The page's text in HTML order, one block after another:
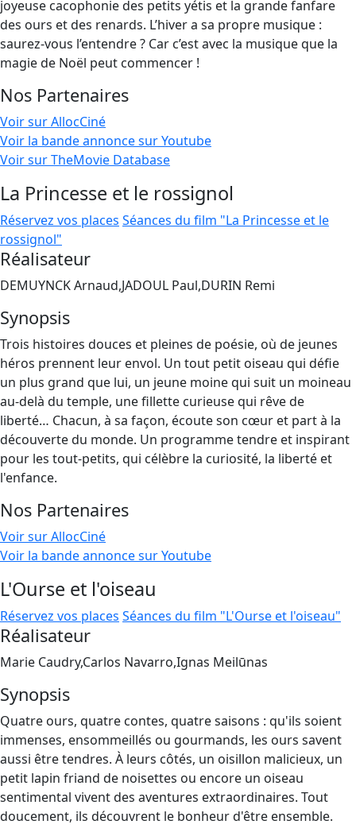
joyeuse cacophonie des petits yétis et la grande fanfare
des ours et des renards. L’hiver a sa propre musique :
saurez-vous l’entendre ? Car c’est avec la musique que la
magie de Noël peut commencer !
Nos Partenaires
Voir sur AllocCiné
Voir la bande annonce sur Youtube
Voir sur TheMovie Database
La Princesse et le rossignol
Réservez vos places Séances du film "La Princesse et le
rossignol"
Réalisateur
DEMUYNCK Arnaud,JADOUL Paul,DURIN Remi
Synopsis
Trois histoires douces et pleines de poésie, où de jeunes
héros prennent leur envol. Un tout petit oiseau qui défie
un plus grand que lui, un jeune moine qui suit un moineau
au-delà du temple, une fillette curieuse qui rêve de
liberté… Chacun, à sa façon, écoute son cœur et part à la
découverte du monde. Un programme tendre et inspirant
pour les tout-petits, qui célèbre la curiosité, la liberté et
l'enfance.
Nos Partenaires
Voir sur AllocCiné
Voir la bande annonce sur Youtube
L'Ourse et l'oiseau
Réservez vos places Séances du film "L'Ourse et l'oiseau"
Réalisateur
Marie Caudry,Carlos Navarro,Ignas Meilūnas
Synopsis
Quatre ours, quatre contes, quatre saisons : qu'ils soient
immenses, ensommeillés ou gourmands, les ours savent
aussi être tendres. À leurs côtés, un oisillon malicieux, un
petit lapin friand de noisettes ou encore un oiseau
sentimental vivent des aventures extraordinaires. Tout
doucement, ils découvrent le bonheur d'être ensemble.